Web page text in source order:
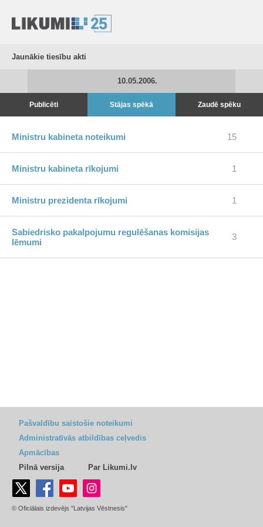
Jaunākie tiesību akti
10.05.2006.
Publicēti Stājas spēkā Zaudē spēku
Ministru kabineta noteikumi 15
Ministru kabineta rīkojumi 1
Ministru prezidenta rīkojumi 1
Sabiedrisko pakalpojumu regulēšanas komisijas
lēmumi
3
Pašvaldību saistošie noteikumi
Administratīvās atbildības ceļvedis
Apmācības
Pilnā versija
Par Likumi.lv
© Oficiālais izdevējs "Latvijas Vēstnesis"